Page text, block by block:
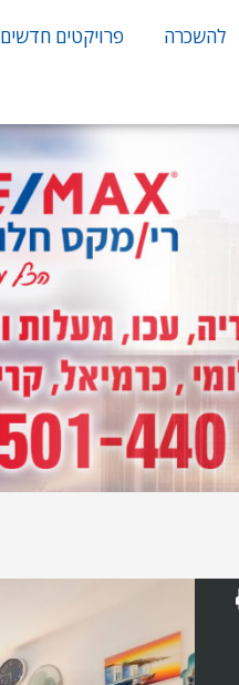
להשכרה פרויקטים חדשים